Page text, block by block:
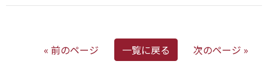
« 前のページ 一覧に戻る 次のページ »